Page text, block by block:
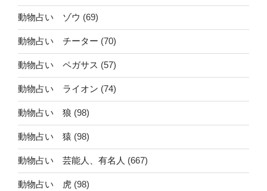
動物占い ゾウ (69)
動物占い チーター (70)
動物占い ペガサス (57)
動物占い ライオン (74)
動物占い 狼 (98)
動物占い 猿 (98)
動物占い 芸能人、有名人 (667)
動物占い 虎 (98)